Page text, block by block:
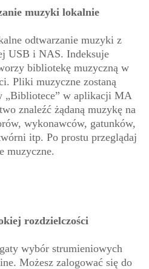
muzyki lokalnie
odtwarzanie muzyki z
USB i NAS. Indeksuje
bibliotekę muzyczną w
Pliki muzyczne zostaną
„Bibliotece” w aplikacji MA
znaleźć żądaną muzykę na
wykonawców, gatunków,
itp. Po prostu przeglądaj
muzyczne.
rozdzielczości
wybór strumieniowych
Możesz zalogować się do